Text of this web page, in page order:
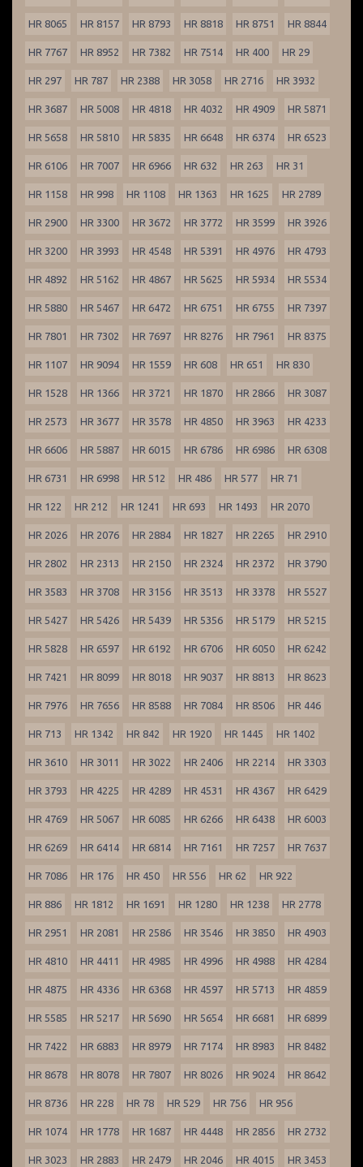
HR 8065 HR 8157 HR 8793 HR 8818 HR 8751 HR 8844
HR 7767 HR 8952 HR 7382 HR 7514 HR 400 HR 29
HR 297 HR 787 HR 2388 HR 3058 HR 2716 HR 3932
HR 3687 HR 5008 HR 4818 HR 4032 HR 4909 HR 5871
HR 5658 HR 5810 HR 5835 HR 6648 HR 6374 HR 6523
HR 6106 HR 7007 HR 6966 HR 632 HR 263 HR 31
HR 1158 HR 998 HR 1108 HR 1363 HR 1625 HR 2789
HR 2900 HR 3300 HR 3672 HR 3772 HR 3599 HR 3926
HR 3200 HR 3993 HR 4548 HR 5391 HR 4976 HR 4793
HR 4892 HR 5162 HR 4867 HR 5625 HR 5934 HR 5534
HR 5880 HR 5467 HR 6472 HR 6751 HR 6755 HR 7397
HR 7801 HR 7302 HR 7697 HR 8276 HR 7961 HR 8375
HR 1107 HR 9094 HR 1559 HR 608 HR 651 HR 830
HR 1528 HR 1366 HR 3721 HR 1870 HR 2866 HR 3087
HR 2573 HR 3677 HR 3578 HR 4850 HR 3963 HR 4233
HR 6606 HR 5887 HR 6015 HR 6786 HR 6986 HR 6308
HR 6731 HR 6998 HR 512 HR 486 HR 577 HR 71
HR 122 HR 212 HR 1241 HR 693 HR 1493 HR 2070
HR 2026 HR 2076 HR 2884 HR 1827 HR 2265 HR 2910
HR 2802 HR 2313 HR 2150 HR 2324 HR 2372 HR 3790
HR 3583 HR 3708 HR 3156 HR 3513 HR 3378 HR 5527
HR 5427 HR 5426 HR 5439 HR 5356 HR 5179 HR 5215
HR 5828 HR 6597 HR 6192 HR 6706 HR 6050 HR 6242
HR 7421 HR 8099 HR 8018 HR 9037 HR 8813 HR 8623
HR 7976 HR 7656 HR 8588 HR 7084 HR 8506 HR 446
HR 713 HR 1342 HR 842 HR 1920 HR 1445 HR 1402
HR 3610 HR 3011 HR 3022 HR 2406 HR 2214 HR 3303
HR 3793 HR 4225 HR 4289 HR 4531 HR 4367 HR 6429
HR 4769 HR 5067 HR 6085 HR 6266 HR 6438 HR 6003
HR 6269 HR 6414 HR 6814 HR 7161 HR 7257 HR 7637
HR 7086 HR 176 HR 450 HR 556 HR 62 HR 922
HR 886 HR 1812 HR 1691 HR 1280 HR 1238 HR 2778
HR 2951 HR 2081 HR 2586 HR 3546 HR 3850 HR 4903
HR 4810 HR 4411 HR 4985 HR 4996 HR 4988 HR 4284
HR 4875 HR 4336 HR 6368 HR 4597 HR 5713 HR 4859
HR 5585 HR 5217 HR 5690 HR 5654 HR 6681 HR 6899
HR 7422 HR 6883 HR 8979 HR 7174 HR 8983 HR 8482
HR 8678 HR 8078 HR 7807 HR 8026 HR 9024 HR 8642
HR 8736 HR 228 HR 78 HR 529 HR 756 HR 956
HR 1074 HR 1778 HR 1687 HR 4448 HR 2856 HR 2732
HR 3023 HR 2883 HR 2479 HR 2046 HR 4015 HR 3453